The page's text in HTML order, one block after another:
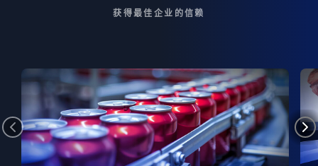
获得最佳企业的信赖